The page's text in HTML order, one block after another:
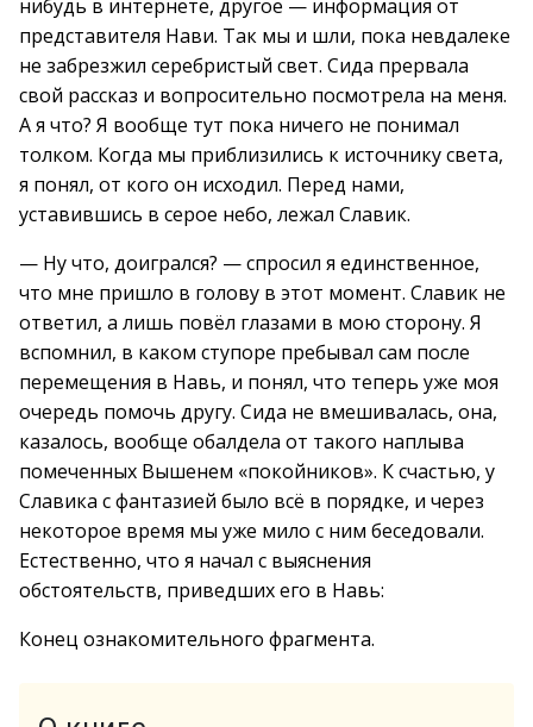
нибудь в интернете, другое — информация от
представителя Нави. Так мы и шли, пока невдалеке
не забрезжил серебристый свет. Сида прервала
свой рассказ и вопросительно посмотрела на меня.
А я что? Я вообще тут пока ничего не понимал
толком. Когда мы приблизились к источнику света,
я понял, от кого он исходил. Перед нами,
уставившись в серое небо, лежал Славик.
— Ну что, доигрался? — спросил я единственное,
что мне пришло в голову в этот момент. Славик не
ответил, а лишь повёл глазами в мою сторону. Я
вспомнил, в каком ступоре пребывал сам после
перемещения в Навь, и понял, что теперь уже моя
очередь помочь другу. Сида не вмешивалась, она,
казалось, вообще обалдела от такого наплыва
помеченных Вышенем «покойников». К счастью, у
Славика с фантазией было всё в порядке, и через
некоторое время мы уже мило с ним беседовали.
Естественно, что я начал с выяснения
обстоятельств, приведших его в Навь:
Конец ознакомительного фрагмента.